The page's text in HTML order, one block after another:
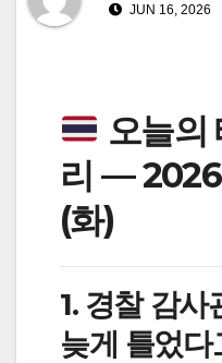
JUN 16, 2026
오늘의
리 — 2026
(화)
1. 경찰 감사
늦게 틀었